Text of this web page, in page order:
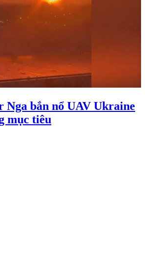
Nga bắn nổ UAV Ukraine
mục tiêu